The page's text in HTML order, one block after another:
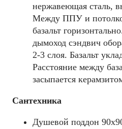
нержавеющая сталь,
Между ППУ и
базальт
дымоход сэндвич
2-3 слоя. Базальт
Расстояние между
засыпается
Сантехника
Душевой поддон